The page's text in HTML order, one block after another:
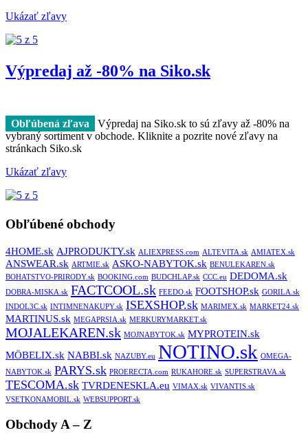
Ukázať zľavy
Výpredaj až -80% na Siko.sk
Obľúbená zľava
Výpredaj na Siko.sk to sú zľavy až -80% na
vybraný sortiment v obchode. Kliknite a pozrite nové zľavy na
stránkach Siko.sk
Ukázať zľavy
Obľúbené obchody
4HOME.sk AJPRODUKTY.sk ALIEXPRESS.com ALTEVITA.sk AMIATEX.sk
ANSWEAR.sk ARTMIE.sk ASKO-NABYTOK.sk BENULEKAREN.sk
BOHATSTVO-PRIRODY.sk BOOKING.com BUDCHLAP.sk CCC.eu DEDOMA.sk
DOBRA-MISKA.sk FACTCOOL.sk FEEDO.sk FOOTSHOP.sk GORILA.sk
INDOL3C.sk INTIMNENAKUPY.sk ISEXSHOP.sk MARIMEX.sk MARKET24.sk
MARTINUS.sk MEGAPRSIA.sk MERKURYMARKET.sk
MOJALEKAREN.sk MOJNABYTOK.sk MYPROTEIN.sk
MÖBELIX.sk NABBI.sk NAZUBY.eu NOTINO.sk OMEGA-
NABYTOK.sk PARYS.sk PROERECTA.com RUKAHORE.sk SUPERSTRAVA.sk
TESCOMA.sk TVRDENESKLA.eu VIMAX.sk VIVANTIS.sk
VSETKONAMOBIL.sk WEBSUPPORT.sk
Obchody A – Z